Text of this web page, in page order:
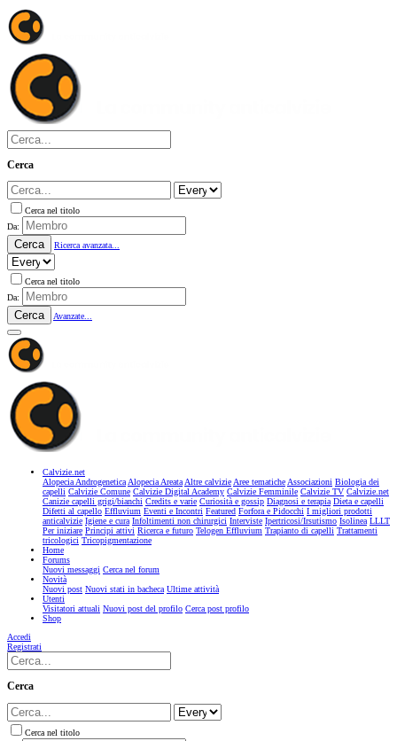
Cerca
Cerca nel titolo
Da:
Cerca Ricerca avanzata...
Cerca nel titolo
Da:
Cerca Avanzate...
Calvizie.net
Alopecia AndrogeneticaAlopecia AreataAltre calvizieAree tematicheAssociazioni Biologia dei
capelli Calvizie Comune Calvizie Digital Academy Calvizie Femminile Calvizie TV Calvizie.net
Canizie capelli grigi/bianchi Credits e varie Curiosità e gossip Diagnosi e terapia Dieta e capelli
Difetti al capello Effluvium Eventi e Incontri Featured Forfora e Pidocchi I migliori prodotti
anticalvizie Igiene e cura Infoltimenti non chirurgici Interviste Ipertricosi/Irsutismo Isolinea LLLT
Per iniziare Principi attivi Ricerca e futuro Telogen Effluvium Trapianto di capelli Trattamenti
tricologici Tricopigmentazione
Home
Forums
Nuovi messaggi Cerca nel forum
Novità
Nuovi post Nuovi stati in bacheca Ultime attività
Utenti
Visitatori attuali Nuovi post del profilo Cerca post profilo
Shop
Accedi
Registrati
Cerca
Cerca nel titolo